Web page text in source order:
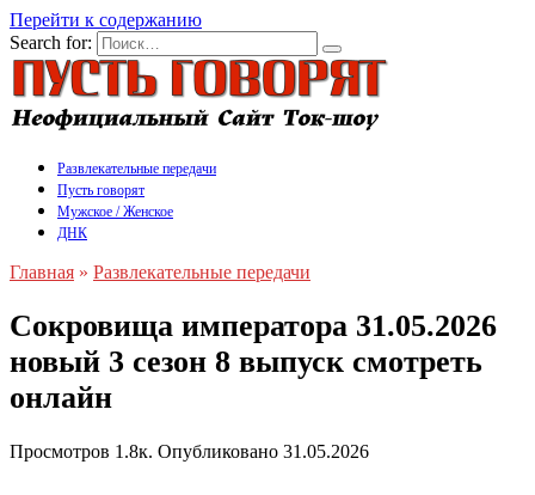
Перейти к содержанию
Search for:
Развлекательные передачи
Пусть говорят
Мужское / Женское
ДНК
Главная » Развлекательные передачи
Сокровища императора 31.05.2026
новый 3 сезон 8 выпуск смотреть
онлайн
Просмотров 1.8к. Опубликовано 31.05.2026